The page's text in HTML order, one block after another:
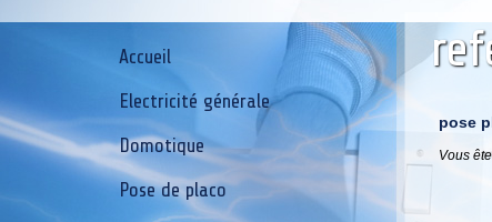
Accueil
Electricité générale
Domotique
Pose de placo
pose
Vous